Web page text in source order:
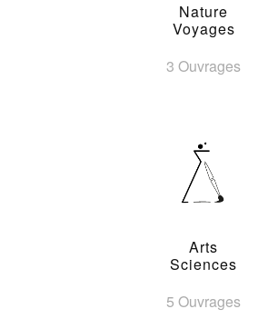
Nature
Voyages
3 Ouvrages
Arts
Sciences
5 Ouvrages